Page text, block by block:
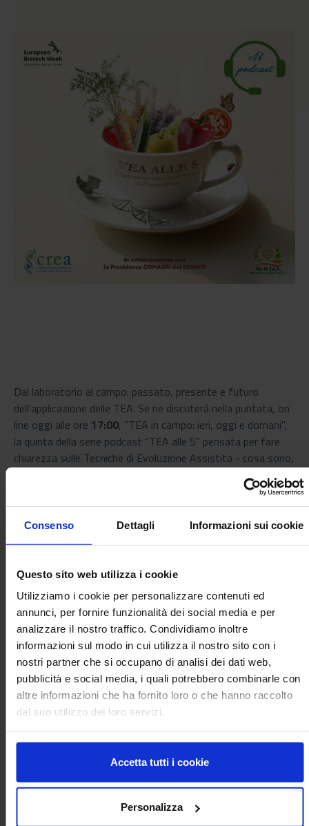
Consenso Dettagli Informazioni sui cookie
Questo sito web utilizza i cookie
Utilizziamo i cookie per personalizzare contenuti ed
annunci, per fornire funzionalità dei social media e per
analizzare il nostro traffico. Condividiamo inoltre
informazioni sul modo in cui utilizza il nostro sito con i
nostri partner che si occupano di analisi dei dati web,
pubblicità e social media, i quali potrebbero combinarle con
altre informazioni che ha fornito loro o che hanno raccolto
dal suo utilizzo dei loro servizi.
Accetta tutti i cookie
Personalizza
Dal laboratorio al campo: passato, presente e futuro
dell’applicazione delle TEA. Se ne discuterà nella puntata, on
line oggi alle ore 17:00, "TEA in campo: ieri, oggi e domani",
la quinta della serie podcast “TEA alle 5” pensata per fare
chiarezza sulle Tecniche di Evoluzione Assistita - cosa sono,
a cosa servono, cosa si sta facendo e perché non dobbiamo
averne paura - e spiegare perché possono fare la differenza
per l’agricoltura italiana.
Ospiti: Mario Pezzotti (Università di Verona), Alessandro
La serie è stata ideata e organizzata dal CREA, in
collaborazione con la Presidenza Comagri Senato e con
RENISA (Rete Nazionale Istituti Agrari), grazie alla quale le
puntate del podcast potranno essere utilizzate come
supporto didattico dagli insegnanti della Rete.
Guarda il video
TEA alle 5. "TEA in campo: ieri, oggi e domani"
Per informazioni contattare: